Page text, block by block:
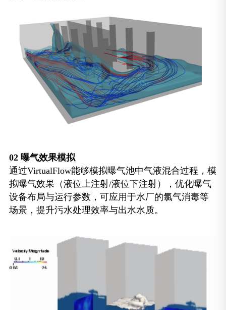
02 曝气效果模拟
通过VirtualFlow能够模拟曝气池中气液混合过程，模
拟曝气效果（液位上注射/液位下注射），优化曝气
设备布局与运行参数，可应用于水厂的氯气消毒等
场景，提升污水处理效率与出水水质。